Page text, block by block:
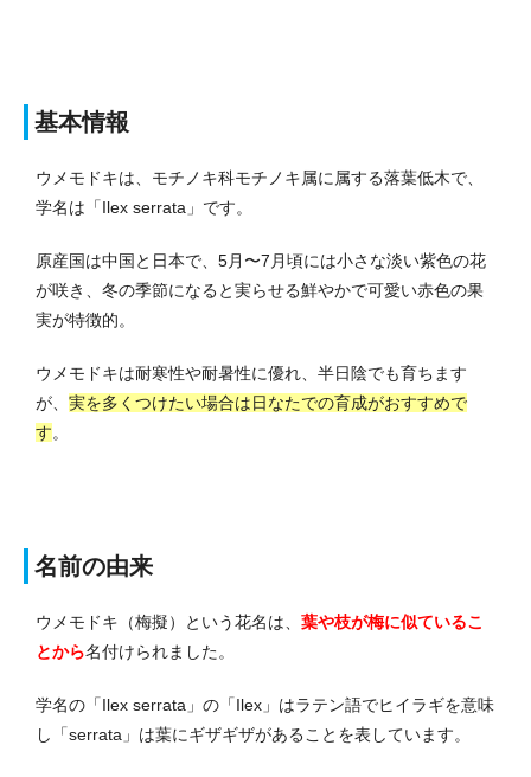
基本情報
ウメモドキは、モチノキ科モチノキ属に属する落葉低木で、
学名は「Ilex serrata」です。
原産国は中国と日本で、5月〜7月頃には小さな淡い紫色の花
が咲き、冬の季節になると実らせる鮮やかで可愛い赤色の果
実が特徴的。
ウメモドキは耐寒性や耐暑性に優れ、半日陰でも育ちます
が、 実を多くつけたい場合は日なたでの育成がおすすめで
す。
名前の由来
ウメモドキ（梅擬）という花名は、 葉や枝が梅に似ているこ
とから名付けられました。
学名の「Ilex serrata」の「Ilex」はラテン語でヒイラギを意味
し「serrata」は葉にギザギザがあることを表しています。